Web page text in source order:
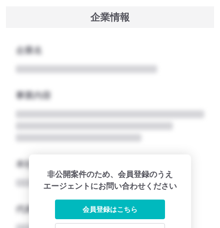
企業情報
企業名
事業内容
本社所在地名
代表者
非公開案件のため、会員登録のうえ
エージェントにお問い合わせください
会員登録はこちら